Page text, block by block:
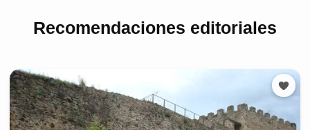
Recomendaciones editoriales